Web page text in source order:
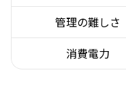
管理の難しさ
消費電力